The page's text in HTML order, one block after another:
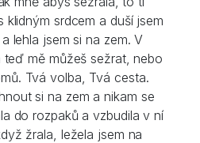
srdcem a duší jsem
lehla jsem si na zem. V
teď mě můžeš sežrat, nebo
Tvá volba, Tvá cesta.
si na zem a nikam se
do rozpaků a vzbudila v ní
žrala, ležela jsem na